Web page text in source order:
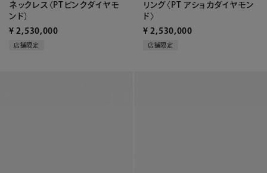
ネックレス〈PTピンクダイヤモ
ンド）
¥ 2,530,000
店舗限定
リング〈PT アショカダイヤモン
ド〉
¥ 2,530,000
店舗限定